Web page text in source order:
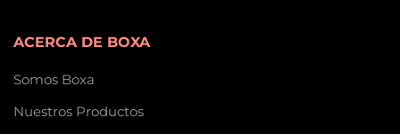
ACERCA DE BOXA
Somos Boxa
Nuestros Productos